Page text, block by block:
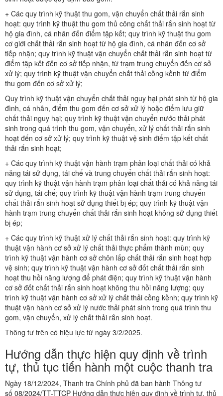
+ Các quy trình kỹ thuật thu gom, vận chuyển chất thải rắn sinh
hoạt: quy trình kỹ thuật thu gom thủ công chất thải rắn sinh hoạt từ
hộ gia đình, cá nhân đến điểm tập kết; quy trình kỹ thuật thu gom
cơ giới chất thải rắn sinh hoạt từ hộ gia đình, cá nhân đến cơ sở
tiếp nhận; quy trình kỹ thuật vận chuyển chất thải rắn sinh hoạt từ
điểm tập kết đến cơ sở tiếp nhận, từ trạm trung chuyển đến cơ sở
xử lý; quy trình kỹ thuật vận chuyển chất thải cồng kềnh từ điểm
thu gom đến cơ sở xử lý;
Quy trình kỹ thuật vận chuyển chất thải nguy hại phát sinh từ hộ gia
đình, cá nhân, điểm thu gom đến cơ sở xử lý hoặc điểm lưu giữ
chất thải nguy hại; quy trình kỹ thuật vận chuyển nước thải phát
sinh trong quá trình thu gom, vận chuyển, xử lý chất thải rắn sinh
hoạt đến cơ sở xử lý; quy trình kỹ thuật vệ sinh điểm tập kết chất
thải rắn sinh hoạt;
+ Các quy trình kỹ thuật vận hành trạm phân loại chất thải có khả
năng tái sử dụng, tái chế và trung chuyển chất thải rắn sinh hoạt:
quy trình kỹ thuật vận hành trạm phân loại chất thải có khả năng tái
sử dụng, tái chế; quy trình kỹ thuật vận hành trạm trung chuyển
chất thải rắn sinh hoạt sử dụng thiết bị ép; quy trình kỹ thuật vận
hành trạm trung chuyển chất thải rắn sinh hoạt không sử dụng thiết
bị ép;
+ Các quy trình kỹ thuật xử lý chất thải rắn sinh hoạt: quy trình kỹ
thuật vận hành cơ sở xử lý chất thải thực phẩm thành mùn; quy
trình kỹ thuật vận hành cơ sở chôn lấp chất thải rắn sinh hoạt hợp
vệ sinh; quy trình kỹ thuật vận hành cơ sở đốt chất thải rắn sinh
hoạt thu hồi năng lượng để phát điện; quy trình kỹ thuật vận hành
cơ sở đốt chất thải rắn sinh hoạt không thu hồi năng lượng; quy
trình kỹ thuật vận hành cơ sở xử lý chất thải cồng kềnh; quy trình kỹ
thuật vận hành cơ sở xử lý nước thải phát sinh trong quá trình thu
gom, vận chuyển, xử lý chất thải rắn sinh hoạt.
Thông tư trên có hiệu lực từ ngày 3/2/2025.
Hướng dẫn thực hiện quy định về trình
tự, thủ tục tiến hành một cuộc thanh tra
Ngày 18/12/2024, Thanh tra Chính phủ đã ban hành Thông tư
số 08/2024/TT-TTCP Hướng dẫn thực hiện quy định về trình tự, thủ